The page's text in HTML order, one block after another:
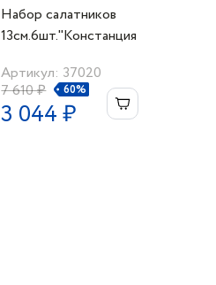
Набор салатников
13см.6шт."Констанция
Артикул: 37020
7 610 ₽
60%
3 044 ₽